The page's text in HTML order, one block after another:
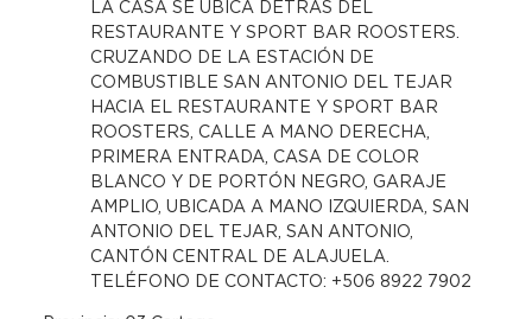
LA CASA SE UBICA DETRÁS DEL
RESTAURANTE Y SPORT BAR ROOSTERS.
CRUZANDO DE LA ESTACIÓN DE
COMBUSTIBLE SAN ANTONIO DEL TEJAR
HACIA EL RESTAURANTE Y SPORT BAR
ROOSTERS, CALLE A MANO DERECHA,
PRIMERA ENTRADA, CASA DE COLOR
BLANCO Y DE PORTÓN NEGRO, GARAJE
AMPLIO, UBICADA A MANO IZQUIERDA, SAN
ANTONIO DEL TEJAR, SAN ANTONIO,
CANTÓN CENTRAL DE ALAJUELA.
TELÉFONO DE CONTACTO: +506 8922 7902